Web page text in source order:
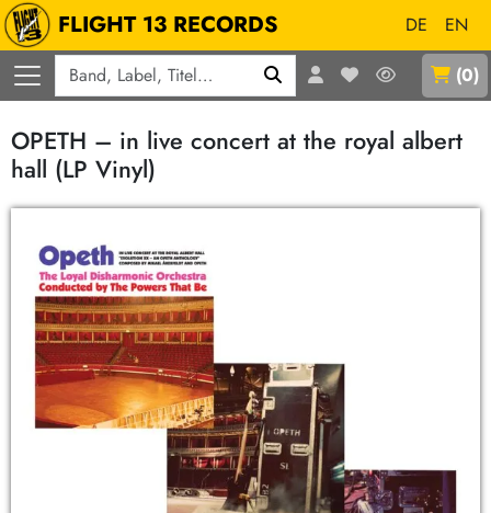
FLIGHT 13 RECORDS DE
EN
(0)
OPETH – in live concert at the royal albert
hall (LP Vinyl)